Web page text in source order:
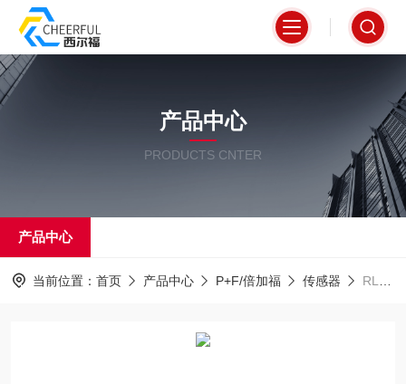
产品中心
PRODUCTS CNTER
产品中心
当前位置： 首页 产品中心 P+F/倍加福 传感器 RLK28-8-H-2000-IR-Z/31/11生僻字倍加福P+F现货背景抑制传感器